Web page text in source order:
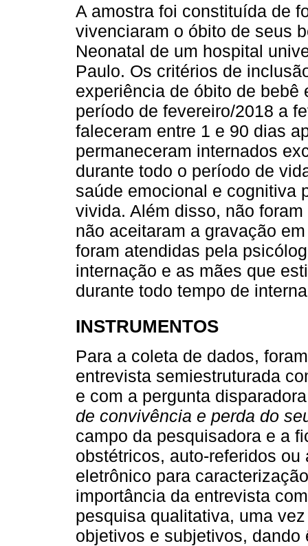
A amostra foi constituída de
vivenciaram o óbito de seus
Neonatal de um hospital
Paulo. Os critérios de
experiência de óbito de bebê
período de fevereiro/2018 a
faleceram entre 1 e 90 dias
permaneceram internados
durante todo o período de
saúde emocional e cognitiva
vivida. Além disso, não
não aceitaram a gravação
foram atendidas pela
internação e as mães que
durante todo tempo de
INSTRUMENTOS
Para a coleta de dados,
entrevista semiestruturada
e com a pergunta
de convivência e perda do
campo da pesquisadora e a
obstétricos, auto-referidos
eletrônico para
importância da entrevista
pesquisa qualitativa, uma
objetivos e subjetivos,